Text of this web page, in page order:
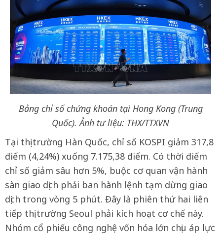
Bảng chỉ số chứng khoán tại Hong Kong (Trung
Quốc). Ảnh tư liệu: THX/TTXVN
Tại thị trường Hàn Quốc, chỉ số KOSPI giảm 317,8
điểm (4,24%) xuống 7.175,38 điểm. Có thời điểm
chỉ số giảm sâu hơn 5%, buộc cơ quan vận hành
sàn giao dịch phải ban hành lệnh tạm dừng giao
dịch trong vòng 5 phút. Đây là phiên thứ hai liên
tiếp thị trường Seoul phải kích hoạt cơ chế này.
Nhóm cổ phiếu công nghệ vốn hóa lớn chịu áp lực